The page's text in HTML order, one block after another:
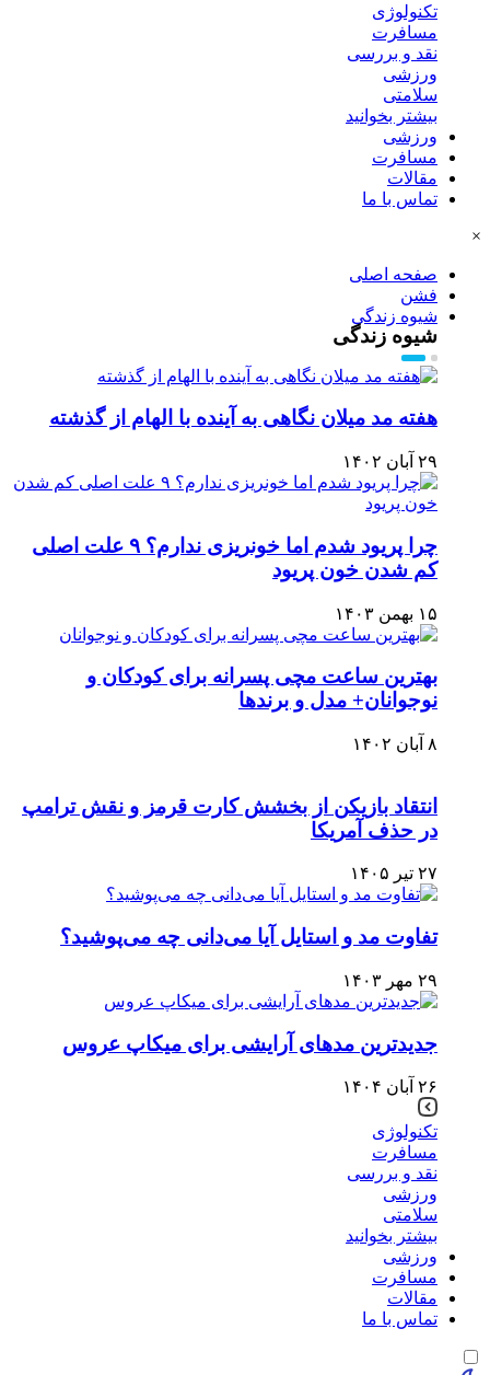
تکنولوژی
مسافرت
نقد و بررسی
ورزشی
سلامتی
بیشتر بخوانید
ورزشی
مسافرت
مقالات
تماس با ما
×
صفحه اصلی
فشن
شیوه زندگی
شیوه زندگی
هفته مد میلان نگاهی به آینده با الهام از گذشته
۲۹ آبان ۱۴۰۲
چرا پریود شدم اما خونریزی ندارم؟ ۹ علت اصلی
کم شدن خون پریود
۱۵ بهمن ۱۴۰۳
بهترین ساعت مچی پسرانه برای کودکان و
نوجوانان+ مدل و برندها
۸ آبان ۱۴۰۲
انتقاد بازیکن از بخشش کارت قرمز و نقش ترامپ
در حذف آمریکا
۲۷ تیر ۱۴۰۵
تفاوت مد و استایل آیا می‌دانی چه می‌پوشید؟
۲۹ مهر ۱۴۰۳
جدیدترین مدهای آرایشی برای میکاپ عروس
۲۶ آبان ۱۴۰۴
تکنولوژی
مسافرت
نقد و بررسی
ورزشی
سلامتی
بیشتر بخوانید
ورزشی
مسافرت
مقالات
تماس با ما